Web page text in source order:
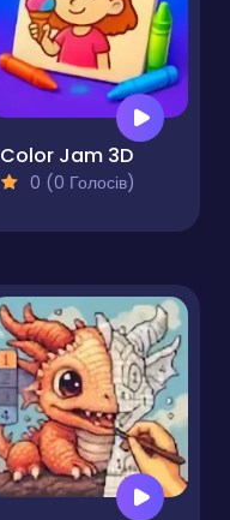
Color Jam 3D
0 (0 Голосів)